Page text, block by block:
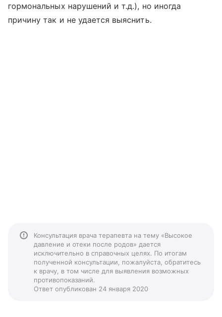
гормональных нарушений и т.д.), но иногда
причину так и не удается выяснить.
Консультация врача терапевта на тему «Высокое
давление и отеки после родов» дается
исключительно в справочных целях. По итогам
полученной консультации, пожалуйста, обратитесь
к врачу, в том числе для выявления возможных
противопоказаний.
Ответ опубликован 24 января 2020